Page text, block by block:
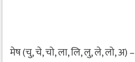
मेष (चु, चे, चो, ला, लि, लु, ले, लो, अ) –